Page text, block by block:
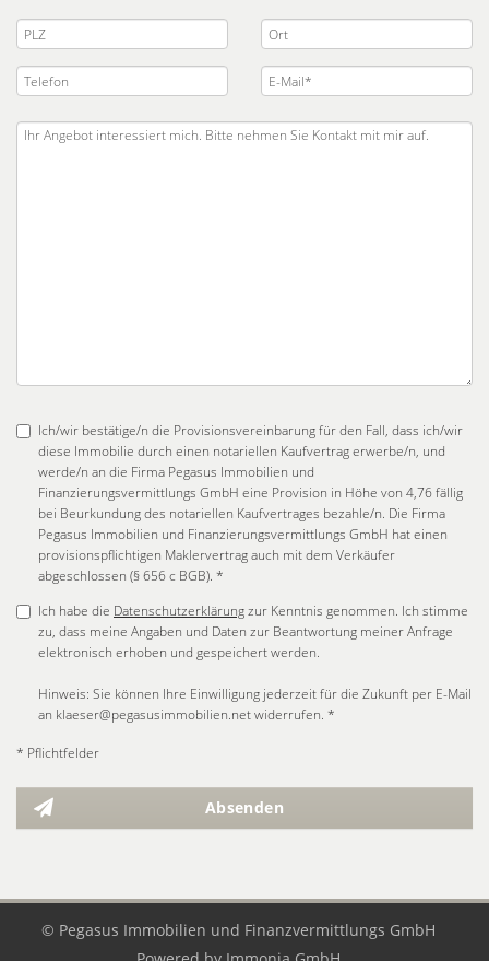
Ich/wir bestätige/n die Provisionsvereinbarung für den Fall, dass ich/wir
diese Immobilie durch einen notariellen Kaufvertrag erwerbe/n, und
werde/n an die Firma Pegasus Immobilien und
Finanzierungsvermittlungs GmbH eine Provision in Höhe von 4,76 fällig
bei Beurkundung des notariellen Kaufvertrages bezahle/n. Die Firma
Pegasus Immobilien und Finanzierungsvermittlungs GmbH hat einen
provisionspflichtigen Maklervertrag auch mit dem Verkäufer
abgeschlossen (§ 656 c BGB). *
Ich habe die Datenschutzerklärungzur Kenntnis genommen. Ich stimme
zu, dass meine Angaben und Daten zur Beantwortung meiner Anfrage
elektronisch erhoben und gespeichert werden.
Hinweis: Sie können Ihre Einwilligung jederzeit für die Zukunft per E-Mail
an klaeser@pegasusimmobilien.net widerrufen. *
* Pflichtfelder
Absenden
© Pegasus Immobilien und Finanzvermittlungs GmbH